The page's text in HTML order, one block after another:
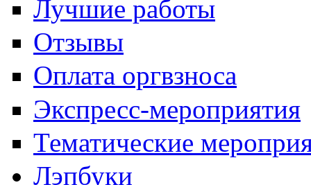
Лучшие работы
Отзывы
Оплата оргвзноса
Экспресс-мероприятия
Тематические
Лэпбуки